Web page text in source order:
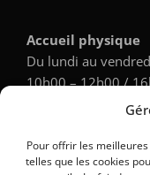
Pour offrir les
telles que les cookies
Accueil physique
Du lundi au
10h00 – 12h00 /
Du lundi au